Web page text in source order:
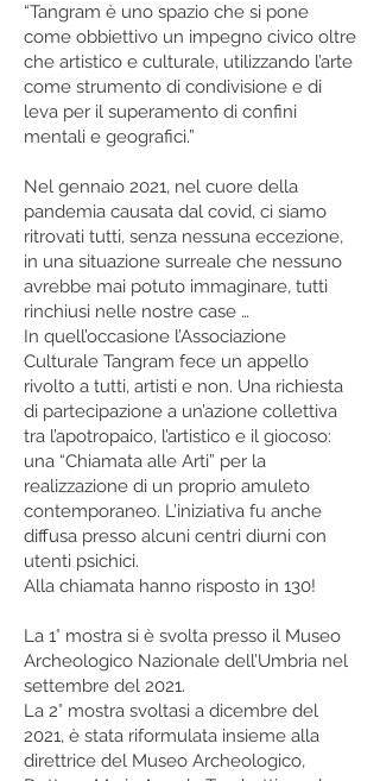
“Tangram è uno spazio che si pone
come obbiettivo un impegno civico oltre
che artistico e culturale, utilizzando l’arte
come strumento di condivisione e di
leva per il superamento di confini
mentali e geografici.”
Nel gennaio 2021, nel cuore della
pandemia causata dal covid, ci siamo
ritrovati tutti, senza nessuna eccezione,
in una situazione surreale che nessuno
avrebbe mai potuto immaginare, tutti
rinchiusi nelle nostre case …
In quell’occasione l’Associazione
Culturale Tangram fece un appello
rivolto a tutti, artisti e non. Una richiesta
di partecipazione a un’azione collettiva
tra l’apotropaico, l’artistico e il giocoso:
una “Chiamata alle Arti” per la
realizzazione di un proprio amuleto
contemporaneo. L’iniziativa fu anche
diffusa presso alcuni centri diurni con
utenti psichici.
Alla chiamata hanno risposto in 130!
La 1° mostra si è svolta presso il Museo
Archeologico Nazionale dell’Umbria nel
settembre del 2021.
La 2° mostra svoltasi a dicembre del
2021, è stata riformulata insieme alla
direttrice del Museo Archeologico,